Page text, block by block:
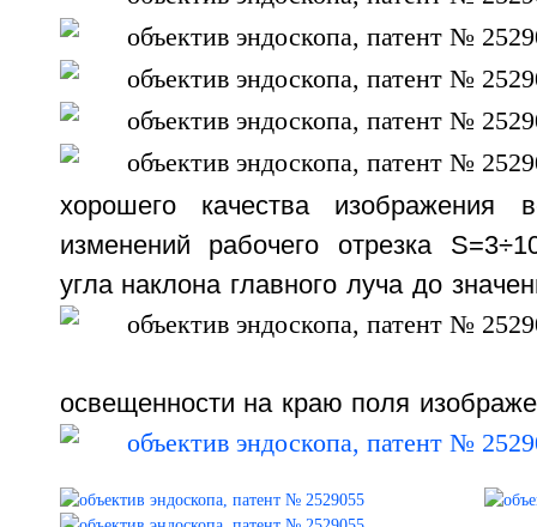
хорошего качества изображения
изменений рабочего отрезка
угла наклона главного луча до
освещенности на краю поля